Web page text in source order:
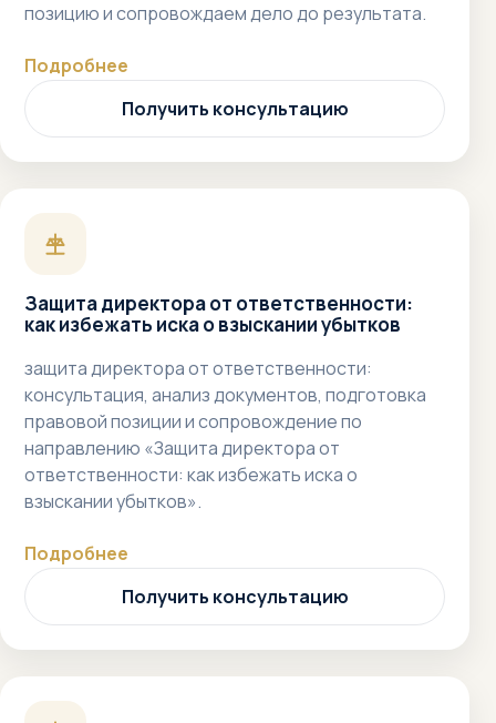
позицию и сопровождаем дело до результата.
Подробнее
Получить консультацию
Защита директора от ответственности:
как избежать иска о взыскании убытков
защита директора от ответственности:
консультация, анализ документов, подготовка
правовой позиции и сопровождение по
направлению «Защита директора от
ответственности: как избежать иска о
взыскании убытков».
Подробнее
Получить консультацию